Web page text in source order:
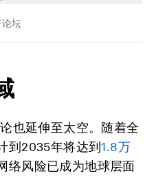
坛
也延伸至太空。随着全
到2035年将达到1.8万
络风险已成为地球层面